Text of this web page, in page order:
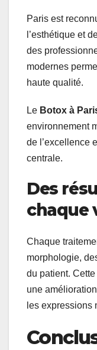
Paris est
l’esthétique et
des
modernes
haute qualité.
Le Botox à
environnement
de l’excellence
centrale.
Des
chaque
Chaque
morphologie,
du patient.
une
les expressions